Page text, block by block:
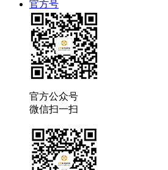
官方号
官方公众号
微信扫一扫